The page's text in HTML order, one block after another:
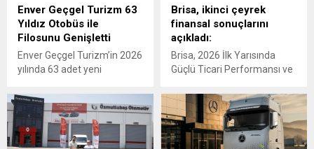
Enver Geçgel Turizm 63
Yıldız Otobüs ile
Filosunu Genişletti
Enver Geçgel Turizm’in 2026
yılında 63 adet yeni
yatırımı ile, şirketin
filosundaki Mercedes-Benz
araçların oranı yüzde 83’e
ulaştı.
Brisa, ikinci çeyrek
finansal sonuçlarını
açıkladı:
Brisa, 2026 İlk Yarısında
Güçlü Ticari Performansı ve
Finansal Görünümünü
Güçlendirdi